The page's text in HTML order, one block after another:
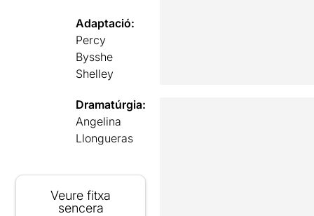
Adaptació:
Percy
Bysshe
Shelley
Dramatúrgia:
Angelina
Llongueras
Veure fitxa
sencera